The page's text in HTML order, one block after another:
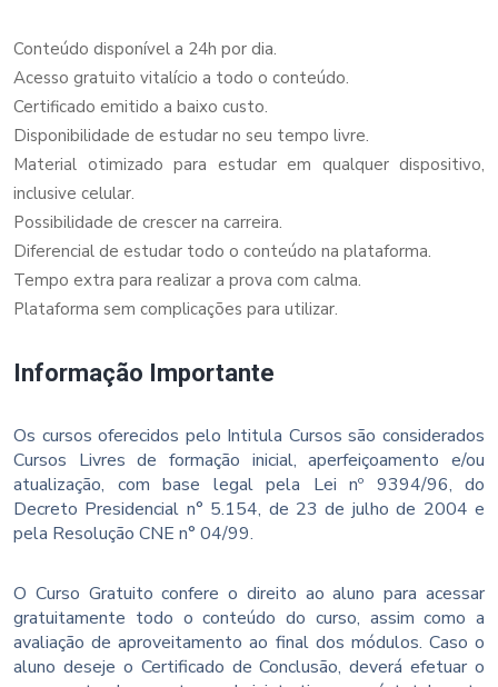
Conteúdo disponível a 24h por dia.
Acesso gratuito vitalício a todo o conteúdo.
Certificado emitido a baixo custo.
Disponibilidade de estudar no seu tempo livre.
Material otimizado para estudar em qualquer dispositivo,
inclusive celular.
Possibilidade de crescer na carreira.
Diferencial de estudar todo o conteúdo na plataforma.
Tempo extra para realizar a prova com calma.
Plataforma sem complicações para utilizar.
Informação Importante
Os cursos oferecidos pelo Intitula Cursos são considerados
Cursos Livres de formação inicial, aperfeiçoamento e/ou
atualização, com base legal pela Lei nº 9394/96, do
Decreto Presidencial n° 5.154, de 23 de julho de 2004 e
pela Resolução CNE n° 04/99.
O Curso Gratuito confere o direito ao aluno para acessar
gratuitamente todo o conteúdo do curso, assim como a
avaliação de aproveitamento ao final dos módulos. Caso o
aluno deseje o Certificado de Conclusão, deverá efetuar o